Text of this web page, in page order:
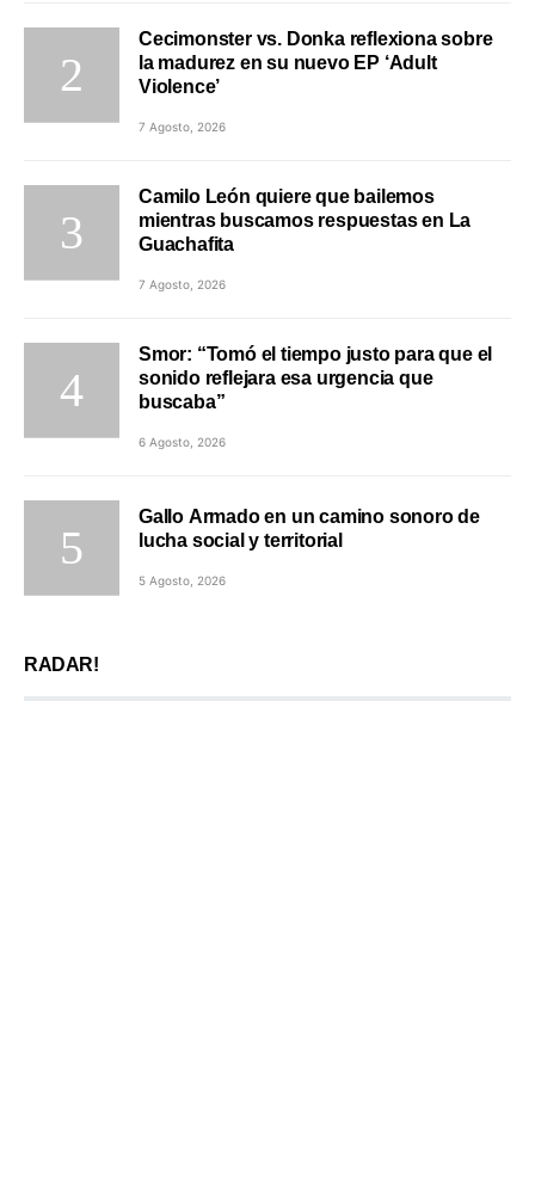
Cecimonster vs. Donka reflexiona sobre
la madurez en su nuevo EP ‘Adult
Violence’
7 Agosto, 2026
Camilo León quiere que bailemos
mientras buscamos respuestas en La
Guachafita
7 Agosto, 2026
Smor: “Tomó el tiempo justo para que el
sonido reflejara esa urgencia que
buscaba”
6 Agosto, 2026
Gallo Armado en un camino sonoro de
lucha social y territorial
5 Agosto, 2026
RADAR!